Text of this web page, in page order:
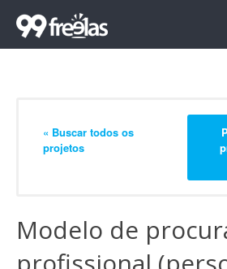
« Buscar todos os
projetos
Modelo de